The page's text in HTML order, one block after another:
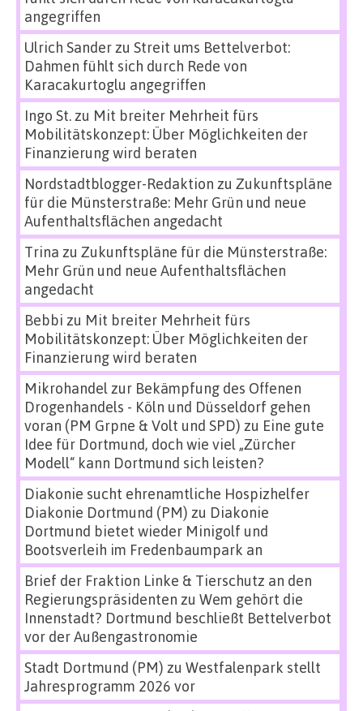
angegriffen
Ulrich Sanderzu Streit ums Bettelverbot:
Dahmen fühlt sich durch Rede von
Karacakurtoglu angegriffen
Ingo St.zu Mit breiter Mehrheit fürs
Mobilitätskonzept: Über Möglichkeiten der
Finanzierung wird beraten
Nordstadtblogger-Redaktion zu Zukunftspläne
für die Münsterstraße: Mehr Grün und neue
Aufenthaltsflächen angedacht
Trina zu Zukunftspläne für die Münsterstraße:
Mehr Grün und neue Aufenthaltsflächen
angedacht
Bebbi zu Mit breiter Mehrheit fürs
Mobilitätskonzept: Über Möglichkeiten der
Finanzierung wird beraten
Mikrohandel zur Bekämpfung des Offenen
Drogenhandels - Köln und Düsseldorf gehen
voran (PM Grpne & Volt und SPD) zu Eine gute
Idee für Dortmund, doch wie viel „Zürcher
Modell“ kann Dortmund sich leisten?
Diakonie sucht ehrenamtliche Hospizhelfer
Diakonie Dortmund (PM) zu Diakonie
Dortmund bietet wieder Minigolf und
Bootsverleih im Fredenbaumpark an
Brief der Fraktion Linke & Tierschutz an den
Regierungspräsidenten zu Wem gehört die
Innenstadt? Dortmund beschließt Bettelverbot
vor der Außengastronomie
Stadt Dortmund (PM) zu Westfalenpark stellt
Jahresprogramm 2026 vor